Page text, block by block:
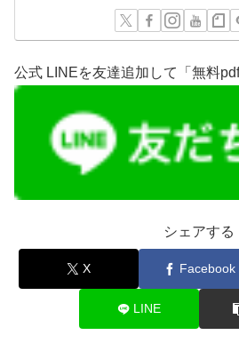
公式 LINEを友達追加して「無料
シェアする
X Facebook
LINE